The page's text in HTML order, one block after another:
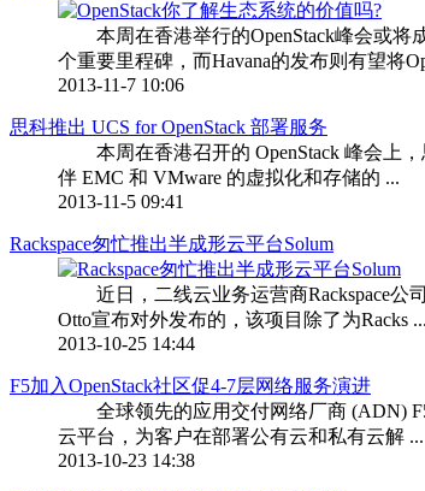
本周在香港举行的OpenStack峰会或将成
个重要里程碑，而Havana的发布则有望将
2013-11-7 10:06
思科推出 UCS for OpenStack 部署服务
本周在香港召开的 OpenStack 峰会上，
伴 EMC 和 VMware 的虚拟化和存储的 ...
2013-11-5 09:41
Rackspace匆忙推出半成形云平台Solum
近日，二线云业务运营商Rackspace公
Otto宣布对外发布的，该项目除了为Racks ...
2013-10-25 14:44
F5加入OpenStack社区促4-7层网络服务演进
全球领先的应用交付网络厂商 (ADN) F5
云平台，为客户在部署公有云和私有云解 ...
2013-10-23 14:38